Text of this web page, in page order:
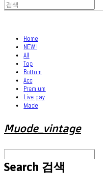
Home
NEW!
All
Top
Bottom
Acc
Premium
Live pay
Made
Muode_vintage
Search 검색